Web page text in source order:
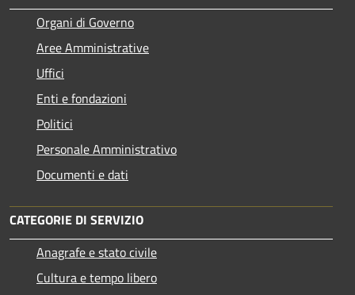
Organi di Governo
Aree Amministrative
Uffici
Enti e fondazioni
Politici
Personale Amministrativo
Documenti e dati
CATEGORIE DI SERVIZIO
Anagrafe e stato civile
Cultura e tempo libero